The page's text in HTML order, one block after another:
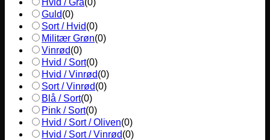
Guld(0)
Sort / Hvid(0)
Militær Grøn(0)
Vinrød(0)
Hvid / Sort(0)
Hvid / Vinrød(0)
Sort / Vinrød(0)
Blå / Sort(0)
Pink / Sort(0)
Hvid / Sort / Oliven(0)
Hvid / Sort / Vinrød(0)